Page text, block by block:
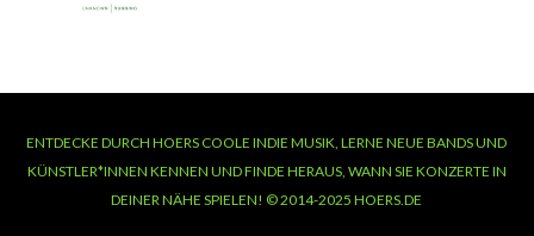
ENTDECKE DURCH HOERS COOLE INDIE MUSIK, LERNE NEUE BANDS UND
KÜNSTLER*INNEN KENNEN UND FINDE HERAUS, WANN SIE KONZERTE IN
DEINER NÄHE SPIELEN! © 2014-2025 HOERS.DE